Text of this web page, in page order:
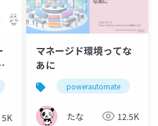
ノーコード adobe
5K
マネージド環境ってな
あに
powerautomate
たな 12.5K